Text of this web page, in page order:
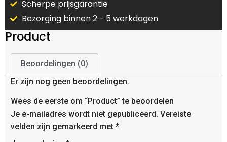
Scherpe prijsgarantie
Bezorging binnen 2 - 5 werkdagen
Product
Beoordelingen (0)
Er zijn nog geen beoordelingen.
Wees de eerste om “Product” te beoordelen
Je e-mailadres wordt niet gepubliceerd. Vereiste
velden zijn gemarkeerd met *